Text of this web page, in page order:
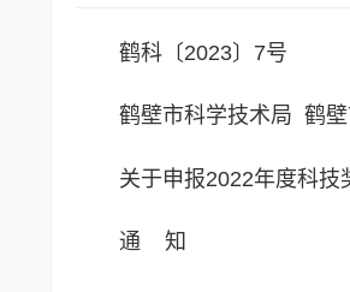
鹤科〔2023〕7号
鹤壁市科学技术局 鹤
关于申报2022年度科技
通 知